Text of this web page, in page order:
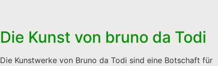
Die Kunst von bruno da Todi
Die Kunstwerke von Bruno da Todi sind eine Botschaft für